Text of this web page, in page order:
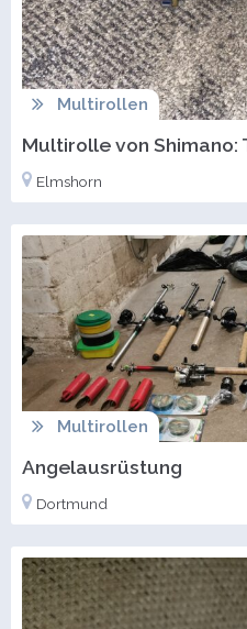
Multirollen
Multirolle von Shimano:
Elmshorn
Multirollen
Angelausrüstung
Dortmund